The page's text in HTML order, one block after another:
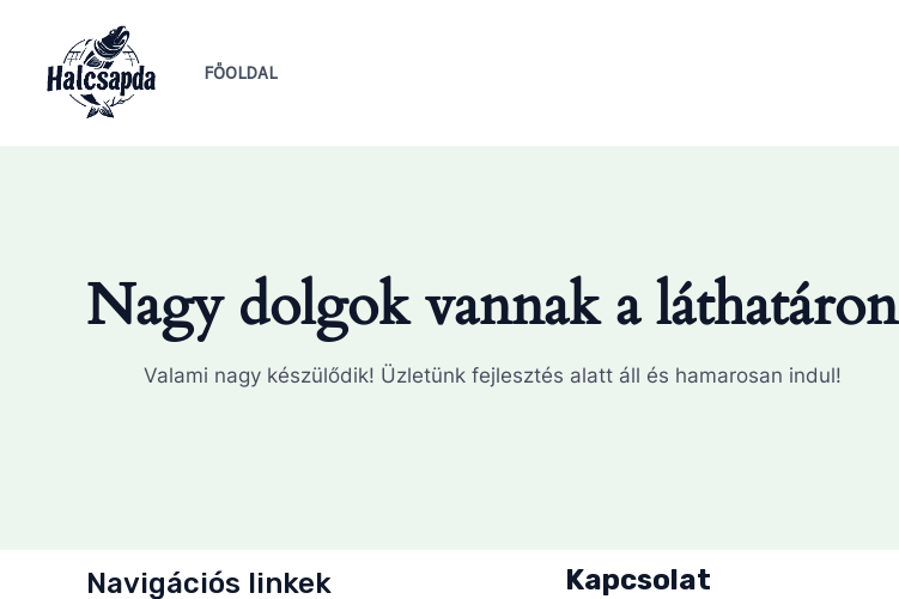
content
FŐOLDAL
Nagy dolgok vannak a láthatáron
Valami nagy készülődik! Üzletünk fejlesztés alatt áll és hamarosan indul!
Navigációs linkek Kapcsolat